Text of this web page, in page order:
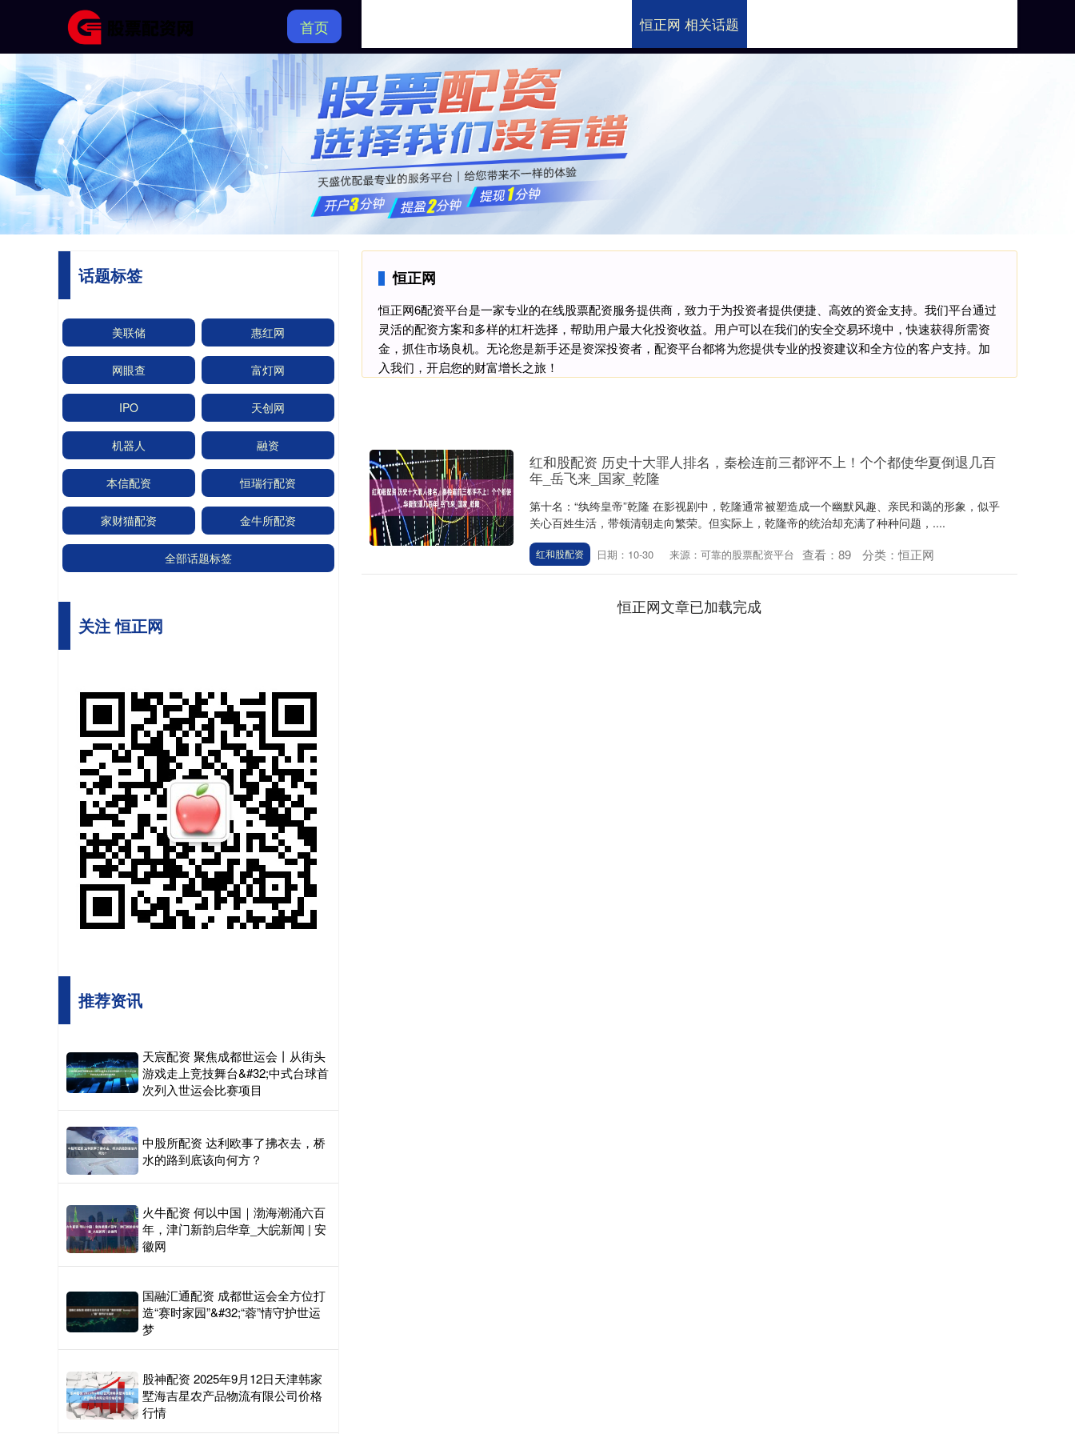
首页 国内知名的股票配资助手官网
恒正网
恒正网6配资平台是一家专业的在线股票配资服务提供商，致力于为投资者提供便捷、高效的资金支持。我们平台通过
灵活的配资方案和多样的杠杆选择，帮助用户最大化投资收益。用户可以在我们的安全交易环境中，快速获得所需资
金，抓住市场良机。无论您是新手还是资深投资者，配资平台都将为您提供专业的投资建议和全方位的客户支持。加
入我们，开启您的财富增长之旅！
恒正网 相关话题
红和股配资 历史十大罪人排名，秦桧连前三都评不上！个个都使华夏倒退几百
年_岳飞来_国家_乾隆
第十名：“纨绔皇帝”乾隆 在影视剧中，乾隆通常被塑造成一个幽默风趣、亲民和蔼的形象，似乎
关心百姓生活，带领清朝走向繁荣。但实际上，乾隆帝的统治却充满了种种问题，....
红和股配资 日期：10-30 来源：可靠的股票配资平台 查看： 89 分类：恒正网
恒正网文章已加载完成
话题标签
美联储 惠红网
网眼查 富灯网
IPO 天创网
机器人 融资
本信配资 恒瑞行配资
家财猫配资 金牛所配资
全部话题标签
关注 恒正网
推荐资讯
天宸配资 聚焦成都世运会丨从街头
游戏走上竞技舞台&#32;中式台球首
次列入世运会比赛项目
中股所配资 达利欧事了拂衣去，桥
水的路到底该向何方？
火牛配资 何以中国｜渤海潮涌六百
年，津门新韵启华章_大皖新闻 | 安
徽网
国融汇通配资 成都世运会全方位打
造“赛时家园”&#32;“蓉”情守护世运
梦
股神配资 2025年9月12日天津韩家
墅海吉星农产品物流有限公司价格
行情